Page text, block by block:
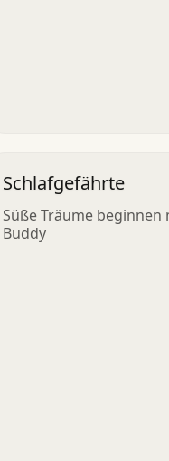
Schlafgefährte
Süße Träume beginnen
Buddy